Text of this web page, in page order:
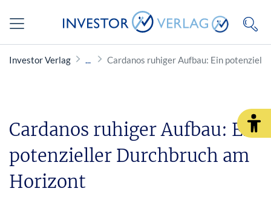
Investor Verlag Cardanos ruhiger Aufbau: Ein
Cardanos ruhiger Aufbau: Ein
potenzieller Durchbruch am
Horizont